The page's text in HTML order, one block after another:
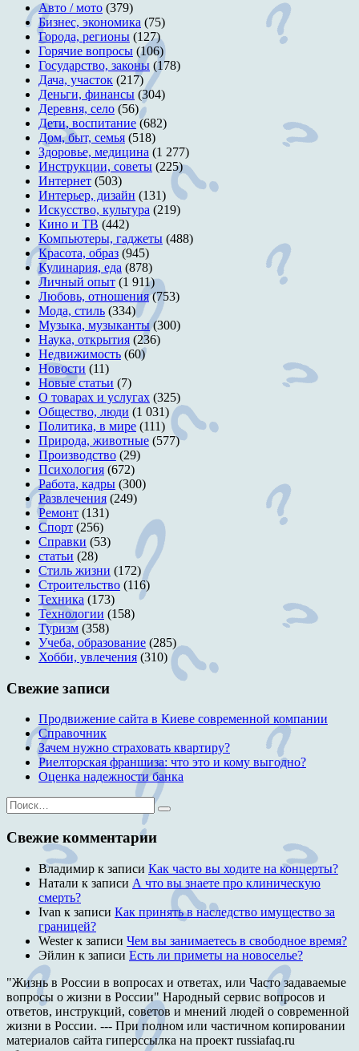
Авто / мото (379)
Бизнес, экономика (75)
Города, регионы (127)
Горячие вопросы (106)
Государство, законы (178)
Дача, участок (217)
Деньги, финансы (304)
Деревня, село (56)
Дети, воспитание (682)
Дом, быт, семья (518)
Здоровье, медицина (1 277)
Инструкции, советы (225)
Интернет (503)
Интерьер, дизайн (131)
Искусство, культура (219)
Кино и ТВ (442)
Компьютеры, гаджеты (488)
Красота, образ (945)
Кулинария, еда (878)
Личный опыт (1 911)
Любовь, отношения(753)
Мода, стиль (334)
Музыка, музыканты(300)
Наука, открытия (236)
Недвижимость (60)
Новости (11)
Новые статьи (7)
О товарах и услугах (325)
Общество, люди (1 031)
Политика, в мире (111)
Природа, животные (577)
Производство (29)
Психология (672)
Работа, кадры (300)
Развлечения (249)
Ремонт (131)
Спорт (256)
Справки (53)
статьи (28)
Стиль жизни (172)
Строительство (116)
Техника (173)
Технологии (158)
Туризм (358)
Учеба, образование (285)
Хобби, увлечения (310)
Свежие записи
Продвижение сайта в Киеве современной компании
Справочник
Зачем нужно страховать квартиру?
Риелторская франшиза: что это и кому выгодно?
Оценка надежности банка
Искать:
Поиск
Свежие комментарии
Владимир к записи Как часто вы ходите на концерты?
Натали к записи А что вы знаете про клиническую
смерть?
Ivan к записи Как принять в наследство имущество за
границей?
Westerк записи Чем вы занимаетесь в свободное время?
Эйлин к записи Есть ли приметы на новоселье?
"Жизнь в России в вопросах и ответах, или Часто задаваемые
вопросы о жизни в России" Народный сервис вопросов и
ответов, инструкций, советов и мнений людей о современной
жизни в России. --- При полном или частичном копировании
материалов сайта гиперссылка на проект russiafaq.ru